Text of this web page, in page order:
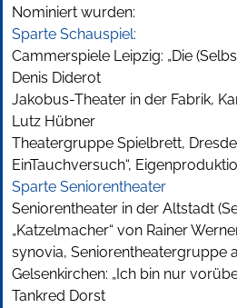
Nominiert wurden:
Sparte Schauspiel:
Cammerspiele Leipzig: „Die
Denis Diderot
Jakobus-Theater in der Fabrik,
Lutz Hübner
Theatergruppe Spielbrett,
EinTauchversuch“,
Sparte Seniorentheater
Seniorentheater in der Altstadt
„Katzelmacher“ von Rainer
synovia, Seniorentheatergruppe
Gelsenkirchen: „Ich bin nur
Tankred Dorst